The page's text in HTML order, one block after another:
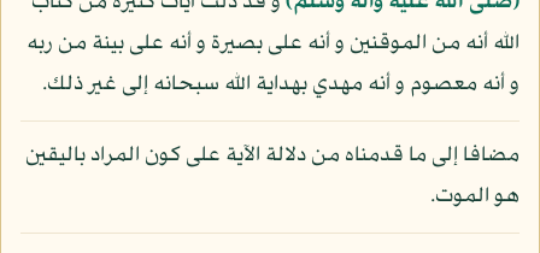
الله أنه من الموقنين و أنه على بصيرة و أنه على بينة من ربه
و أنه معصوم و أنه مهدي بهداية الله سبحانه إلى غير ذلك.
مضافا إلى ما قدمناه من دلالة الآية على كون المراد باليقين
هو الموت.